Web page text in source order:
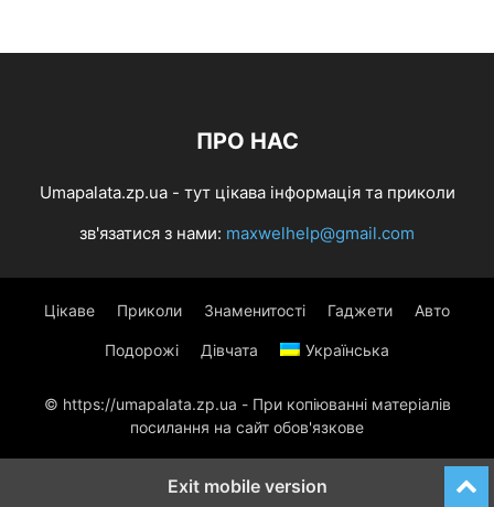
ПРО НАС
Umapalata.zp.ua - тут цікава інформація та приколи
зв'язатися з нами: maxwelhelp@gmail.com
Цікаве Приколи Знаменитості Гаджети Авто
Подорожі Дівчата Українська
© https://umapalata.zp.ua - При копіюванні матеріалів
посилання на сайт обов'язкове
Exit mobile version